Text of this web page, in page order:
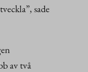
sade
av två